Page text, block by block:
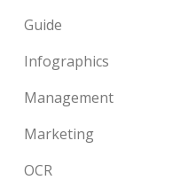
Guide
Infographics
Management
Marketing
OCR